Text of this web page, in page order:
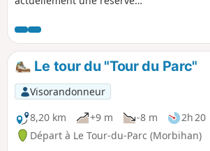
Morbihan.
Le tour du "Tour du Parc"
Visorandonneur
8,20 km
+9 m -8 m 2h 20
Départ à Le Tour-du-Parc (Morbihan)